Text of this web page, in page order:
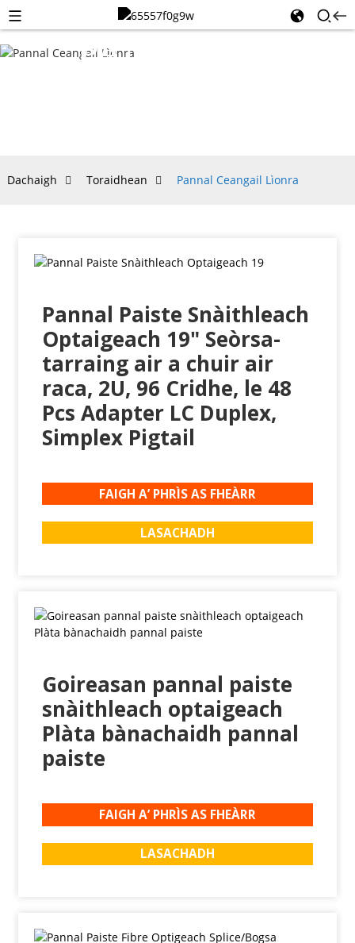
PANNAL
Dachaigh Toraidhean Pannal Ceangail Lìonra
Pannal Paiste Snàithleach
Optaigeach 19" Seòrsa-
tarraing air a chuir air
raca, 2U, 96 Cridhe, le 48
Pcs Adapter LC Duplex,
Simplex Pigtail
FAIGH A’ PHRÌS AS FHEÀRR
LASACHADH
Goireasan pannal paiste
snàithleach optaigeach
Plàta bànachaidh pannal
paiste
FAIGH A’ PHRÌS AS FHEÀRR
LASACHADH